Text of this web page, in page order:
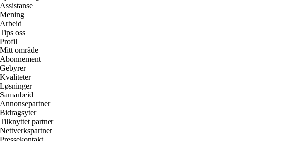
Assistanse
Mening
Arbeid
Tips oss
Profil
Mitt område
Abonnement
Gebyrer
Kvaliteter
Løsninger
Samarbeid
Annonsepartner
Bidragsyter
Tilknyttet partner
Nettverkspartner
Pressekontakt